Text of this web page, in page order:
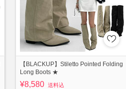
【BLACKUP】Stiletto Pointed Folding
Long Boots ★
¥8,580 送料込